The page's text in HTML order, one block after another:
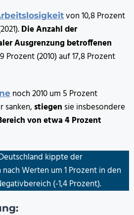
von 10,8 Prozent
Die Anzahl der
Ausgrenzung betroffenen
Prozent (2010) auf 17,8 Prozent
noch 2010 um 5 Prozent
sanken, stiegen sie insbesondere
von etwa 4 Prozent
kippte der
Werten um 1 Prozent in den
(-1,4 Prozent).